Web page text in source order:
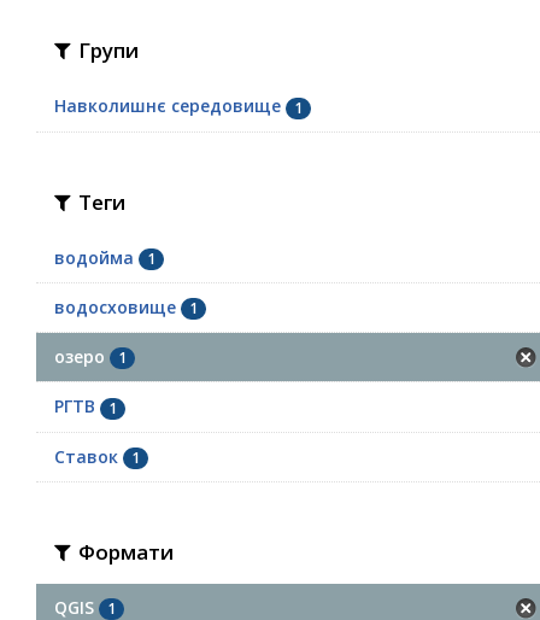
Групи
Навколишнє середовище 1
Теги
водойма 1
водосховище 1
озеро 1
РГТВ 1
Ставок 1
Формати
QGIS 1